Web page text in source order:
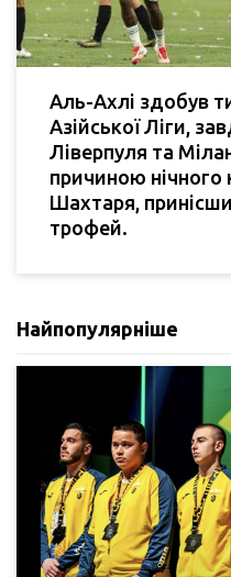
Аль-Ахлі здобув
Азійської Ліги,
Ліверпуля та
причиною
Шахтаря,
трофей.
Найпопулярніше